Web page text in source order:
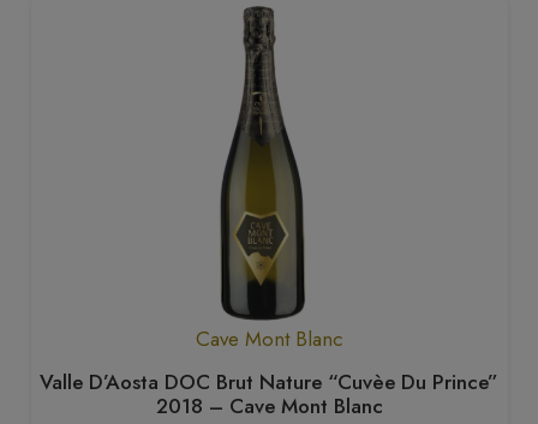
Cave Mont Blanc
Valle D’Aosta DOC Brut Nature “Cuvèe Du Prince”
2018 – Cave Mont Blanc